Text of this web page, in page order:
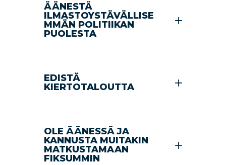
ÄÄNESTÄ
ILMASTOYSTÄVÄLLISE
MMÄN POLITIIKAN
PUOLESTA
EDISTÄ
KIERTOTALOUTTA
OLE ÄÄNESSÄ JA
KANNUSTA MUITAKIN
MATKUSTAMAAN
FIKSUMMIN